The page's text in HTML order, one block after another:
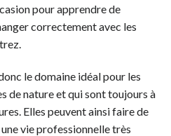
pour apprendre de
correctement avec les
le domaine idéal pour les
de nature et qui sont toujours à
Elles peuvent ainsi faire de
vie professionnelle très